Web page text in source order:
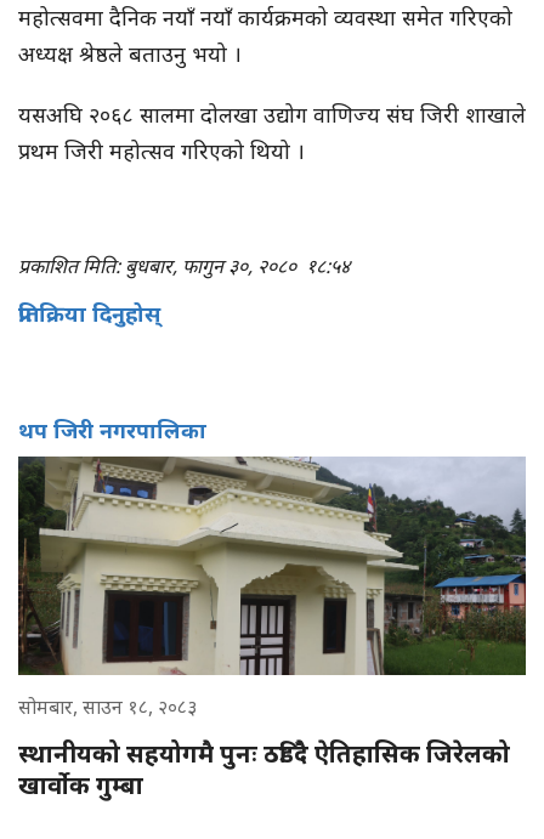
महोत्सवमा दैनिक नयाँ नयाँ कार्यक्रमको व्यवस्था समेत गरिएको
अध्यक्ष श्रेष्ठले बताउनु भयो ।
यसअघि २०६८ सालमा दोलखा उद्योग वाणिज्य संघ जिरी शाखाले
प्रथम जिरी महोत्सव गरिएको थियो ।
प्रकाशित मिति: बुधबार, फागुन ३०, २०८० १८:५४
प्रतिक्रिया दिनुहोस्
थप जिरी नगरपालिका
सोमबार, साउन १८, २०८३
स्थानीयको सहयोगमै पुनः ठडिँदै ऐतिहासिक जिरेलको
खार्वोक गुम्बा